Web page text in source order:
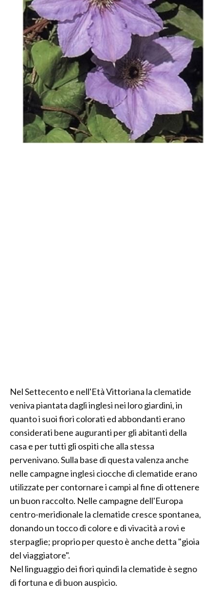
Nel Settecento e nell'Età Vittoriana la clematide
veniva piantata dagli inglesi nei loro giardini, in
quanto i suoi fiori colorati ed abbondanti erano
considerati bene auguranti per gli abitanti della
casa e per tutti gli ospiti che alla stessa
pervenivano. Sulla base di questa valenza anche
nelle campagne inglesi ciocche di clematide erano
utilizzate per contornare i campi al fine di ottenere
un buon raccolto. Nelle campagne dell'Europa
centro-meridionale la clematide cresce spontanea,
donando un tocco di colore e di vivacità a rovi e
sterpaglie; proprio per questo è anche detta "gioia
del viaggiatore".
Nel linguaggio dei fiori quindi la clematide è segno
di fortuna e di buon auspicio.